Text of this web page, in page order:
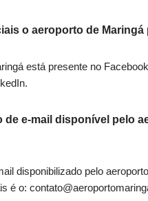
o aeroporto de Maringá
está presente no
de e-mail disponível pelo
disponibilizado pelo
é o: